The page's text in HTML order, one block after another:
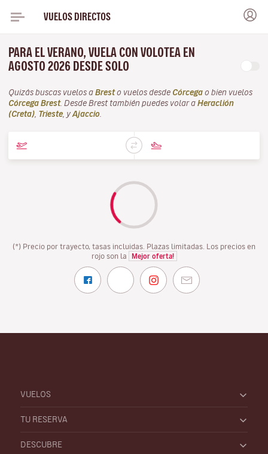
VUELOS DIRECTOS
PARA EL VERANO, VUELA CON VOLOTEA EN
AGOSTO 2026 DESDE SOLO
Quizás buscas vuelos a Bresto vuelos desde Córcega o bien vuelos
Córcega Brest. Desde Brest también puedes volar a Heraclión
(Creta) Trieste , y Ajaccio
(*) Precio por trayecto, tasas incluidas. Plazas limitadas. Los precios en
rojo son la
Mejor oferta!
VUELOS
TU RESERVA
DESCUBRE